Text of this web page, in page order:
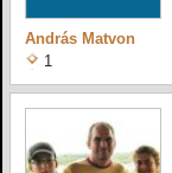
András Matvon
1